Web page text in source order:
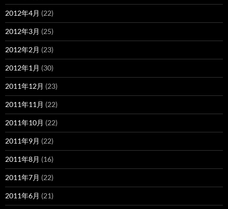
2012年4月 (22)
2012年3月 (25)
2012年2月 (23)
2012年1月 (30)
2011年12月 (23)
2011年11月 (22)
2011年10月 (22)
2011年9月 (22)
2011年8月 (16)
2011年7月 (22)
2011年6月 (21)